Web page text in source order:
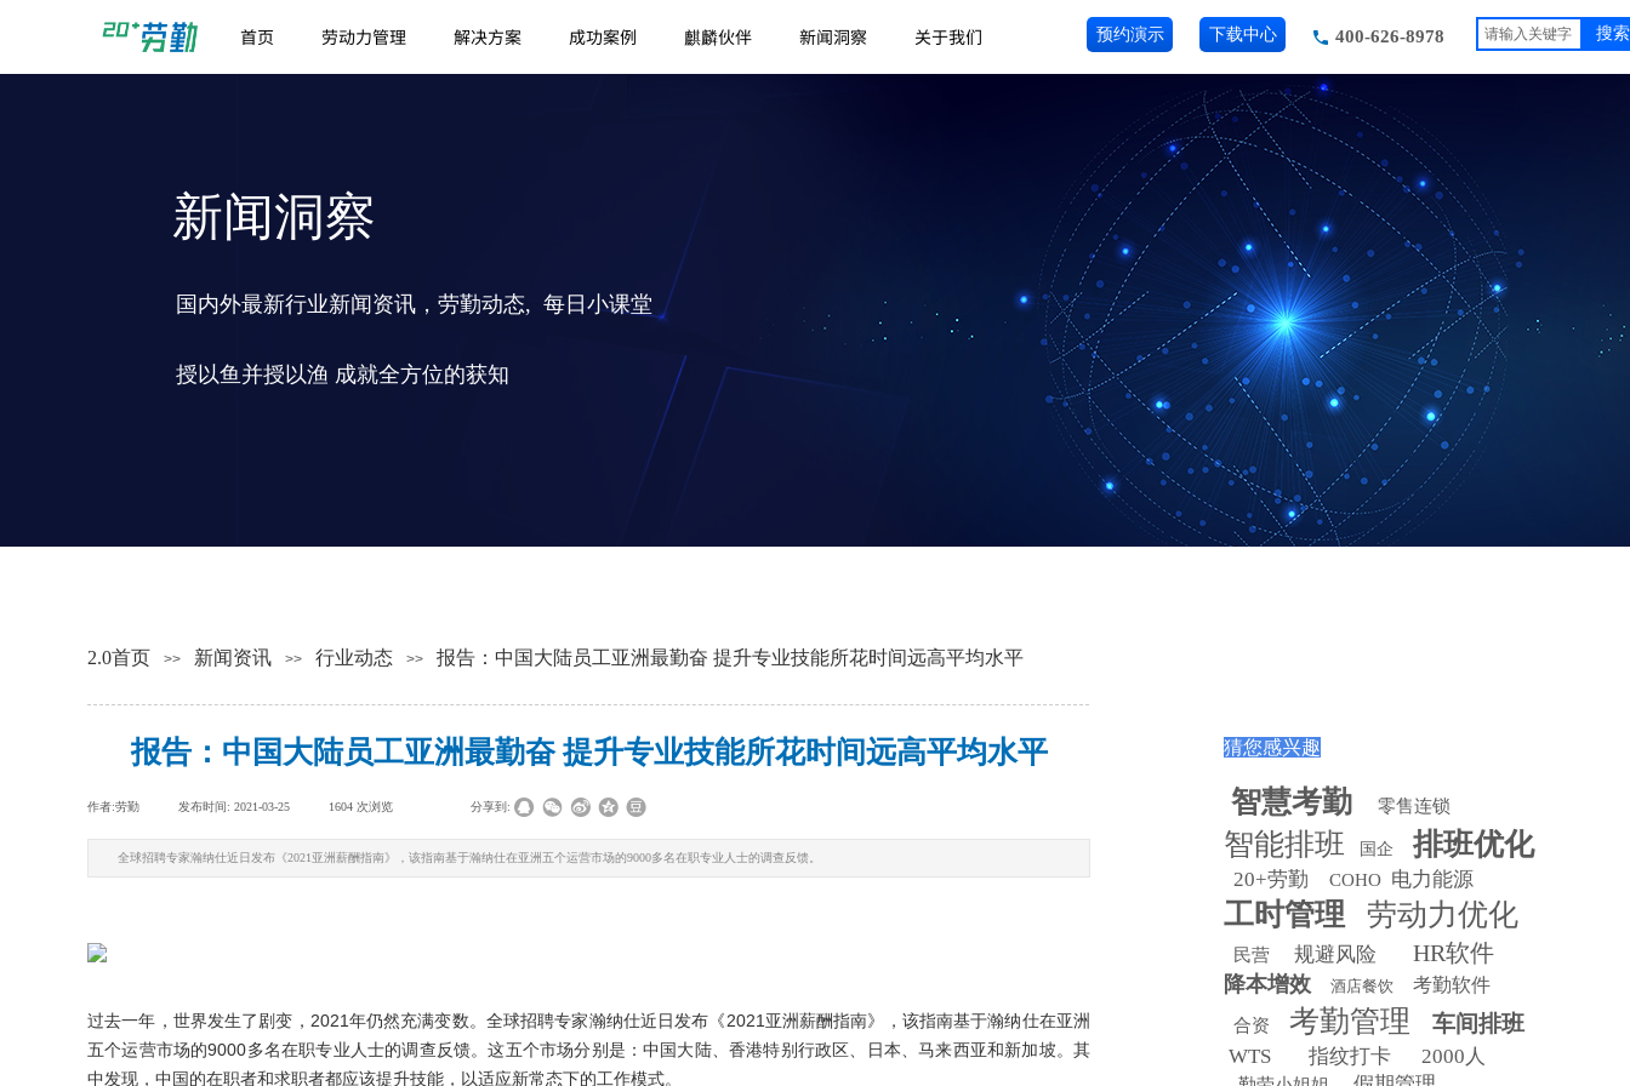
400-626-8978
预约演示 下载中心
首页 劳动力管理 解决方案 成功案例 麒麟伙伴 新闻洞察 关于我们 搜索
国内外最新行业新闻资讯，劳勤动态, 每日小课堂
授以鱼并授以渔 成就全方位的获知
新闻洞察
2.0首页 >> 新闻资讯 >> 行业动态 >> 报告：中国大陆员工亚洲最勤奋 提升专业技能所花时间远高平均水平
报告：中国大陆员工亚洲最勤奋 提升专业技能所花时间远高平均水平
作者:劳勤 发布时间: 2021-03-25 1604 次浏览 分享到:
全球招聘专家瀚纳仕近日发布《2021亚洲薪酬指南》，该指南基于瀚纳仕在亚洲五个运营市场的9000多名在职专业人士的调查反馈。
过去一年，世界发生了剧变，2021年仍然充满变数。全球招聘专家瀚纳仕近日发布《2021亚洲薪酬指南》，该指南基于瀚纳仕在亚洲
五个运营市场的9000多名在职专业人士的调查反馈。这五个市场分别是：中国大陆、香港特别行政区、日本、马来西亚和新加坡。其
中发现，中国的在职者和求职者都应该提升技能，以适应新常态下的工作模式。
猜您感兴趣
智慧考勤 零售连锁
智能排班 国企 排班优化
20+劳勤 COHO 电力能源
工时管理 劳动力优化
民营 规避风险 HR软件
降本增效 酒店餐饮 考勤软件
合资 考勤管理 车间排班
WTS 指纹打卡 2000人